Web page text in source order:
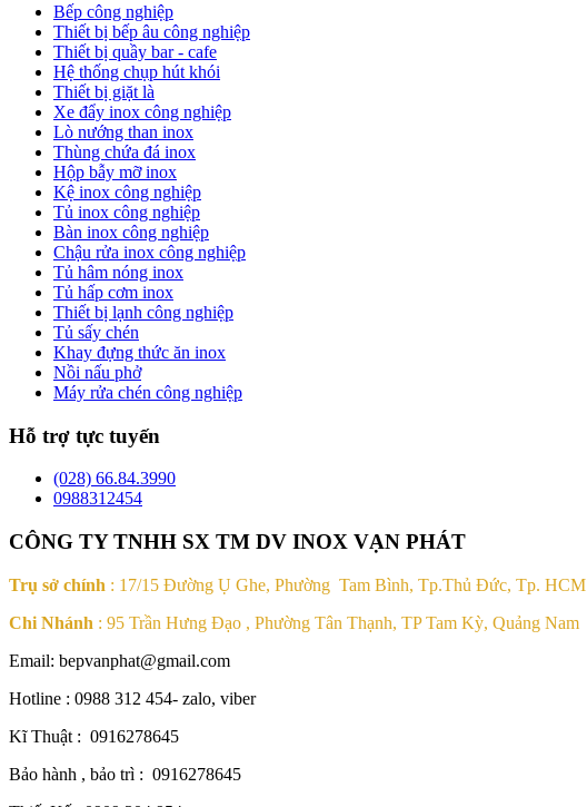
Bếp công nghiệp
Thiết bị bếp âu công nghiệp
Thiết bị quầy bar - cafe
Hệ thống chụp hút khói
Thiết bị giặt là
Xe đẩy inox công nghiệp
Lò nướng than inox
Thùng chứa đá inox
Hộp bẫy mỡ inox
Kệ inox công nghiệp
Tủ inox công nghiệp
Bàn inox công nghiệp
Chậu rửa inox công nghiệp
Tủ hâm nóng inox
Tủ hấp cơm inox
Thiết bị lạnh công nghiệp
Tủ sấy chén
Khay đựng thức ăn inox
Nồi nấu phở
Máy rửa chén công nghiệp
Hỗ trợ tực tuyến
(028) 66.84.3990
0988312454
CÔNG TY TNHH SX TM DV INOX VẠN PHÁT
Trụ sở chính : 17/15 Đường Ụ Ghe, Phường Tam Bình, Tp.Thủ Đức, Tp. HCM
Chi Nhánh : 95 Trần Hưng Đạo , Phường Tân Thạnh, TP Tam Kỳ, Quảng Nam
Email: bepvanphat@gmail.com
Hotline : 0988 312 454- zalo, viber
Kĩ Thuật : 0916278645
Bảo hành , bảo trì : 0916278645